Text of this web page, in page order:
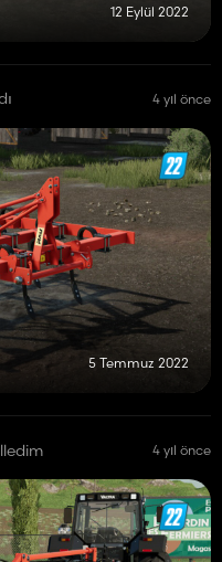
12 Eylül 2022
4 yıl önce
5 Temmuz 2022
4 yıl önce